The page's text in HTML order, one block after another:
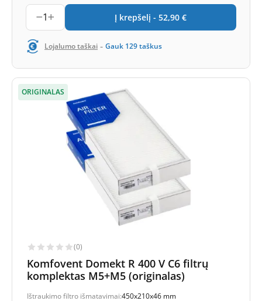
1 Į krepšelį - 52,90 €
Lojalumo taškai - Gauk 129taškus
ORIGINALAS
(0)
Komfovent Domekt R 400 V C6 filtrų
komplektas M5+M5 (originalas)
Ištraukimo filtro išmatavimai:450x210x46 mm